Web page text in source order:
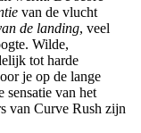
van de vlucht
de landing, veel
Wilde,
tot harde
je op de lange
sensatie van het
van Curve Rush zijn